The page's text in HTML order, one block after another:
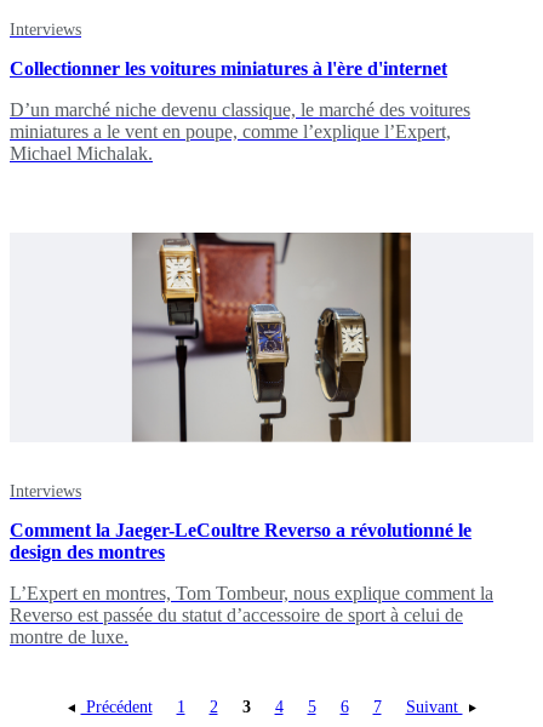
Interviews
Collectionner les voitures miniatures à l'ère d'internet
D’un marché niche devenu classique, le marché des voitures
miniatures a le vent en poupe, comme l’explique l’Expert,
Michael Michalak.
Interviews
Comment la Jaeger-LeCoultre Reverso a révolutionné le
design des montres
L’Expert en montres, Tom Tombeur, nous explique comment la
Reverso est passée du statut d’accessoire de sport à celui de
montre de luxe.
Précédent 1 2 3 4 5 6 7 Suivant